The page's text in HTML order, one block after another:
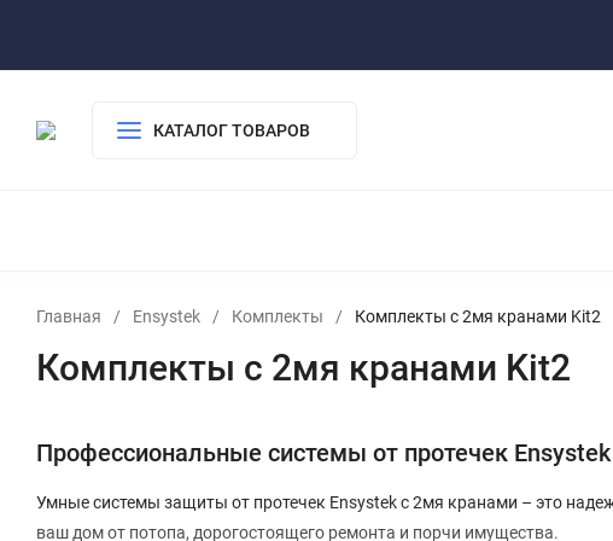
КАТАЛОГ ТОВАРОВ
Главная / Ensystek / Комплекты / Комплекты с 2мя кранами Kit2
Комплекты с 2мя кранами Kit2
Профессиональные системы от протечек
Умные системы защиты от протечек Ensystek с 2мя кранами – это
ваш дом от потопа, дорогостоящего ремонта и порчи имущества.